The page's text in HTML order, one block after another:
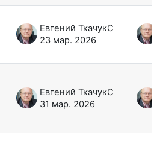
Евгений ТкачукС
23 мар. 2026
Евгений ТкачукС
31 мар. 2026